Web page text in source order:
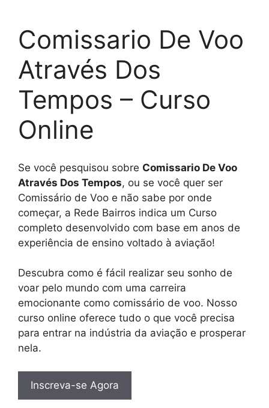
Comissario De Voo
Através Dos
Tempos – Curso
Online
Se você pesquisou sobre Comissario De Voo
Através Dos Tempos, ou se você quer ser
Comissário de Voo e não sabe por onde
começar, a Rede Bairros indica um Curso
completo desenvolvido com base em anos de
experiência de ensino voltado à aviação!
Descubra como é fácil realizar seu sonho de
voar pelo mundo com uma carreira
emocionante como comissário de voo. Nosso
curso online oferece tudo o que você precisa
para entrar na indústria da aviação e prosperar
nela.
Inscreva-se Agora